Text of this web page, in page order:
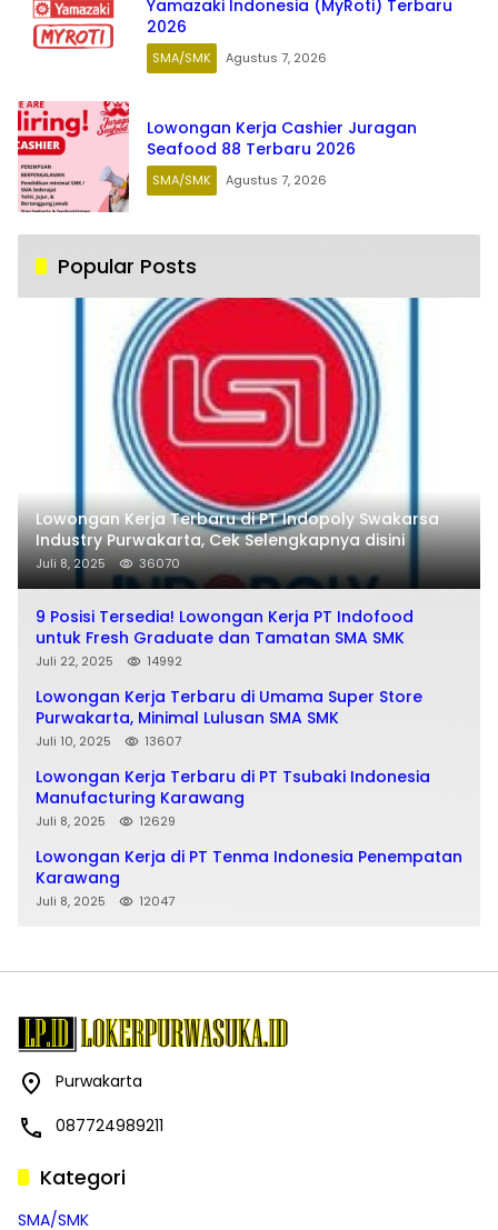
Yamazaki Indonesia (MyRoti) Terbaru
2026
SMA/SMK Agustus 7, 2026
Lowongan Kerja Cashier Juragan
Seafood 88 Terbaru 2026
SMA/SMK Agustus 7, 2026
Popular Posts
Lowongan Kerja Terbaru di PT Indopoly Swakarsa
Industry Purwakarta, Cek Selengkapnya disini
Juli 8, 2025 36070
9 Posisi Tersedia! Lowongan Kerja PT Indofood
untuk Fresh Graduate dan Tamatan SMA SMK
Juli 22, 2025 14992
Lowongan Kerja Terbaru di Umama Super Store
Purwakarta, Minimal Lulusan SMA SMK
Juli 10, 2025 13607
Lowongan Kerja Terbaru di PT Tsubaki Indonesia
Manufacturing Karawang
Juli 8, 2025 12629
Lowongan Kerja di PT Tenma Indonesia Penempatan
Karawang
Juli 8, 2025 12047
Purwakarta
087724989211
Kategori
SMA/SMK